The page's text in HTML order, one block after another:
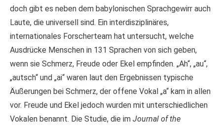
doch gibt es neben dem babylonischen Sprachgewirr auch
Laute, die universell sind. Ein interdisziplinäres,
internationales Forscherteam hat untersucht, welche
Ausdrücke Menschen in 131 Sprachen von sich geben,
wenn sie Schmerz, Freude oder Ekel empfinden. „Ah“, „au“,
„autsch“ und „ai“ waren laut den Ergebnissen typische
Äußerungen bei Schmerz, der offene Vokal „a“ kam in allen
vor. Freude und Ekel jedoch wurden mit unterschiedlichen
Vokalen benannt. Die Studie, die im Journal of the